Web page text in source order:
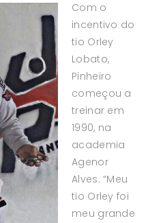
Com o
incentivo do
tio Orley
Lobato,
Pinheiro
começou a
treinar em
1990, na
academia
Agenor
Alves. “Meu
tio Orley foi
meu grande